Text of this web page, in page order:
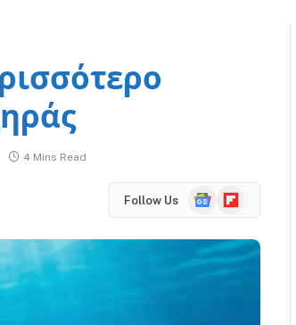
4 Mins Read
Follow Us
GoogleFlipboard